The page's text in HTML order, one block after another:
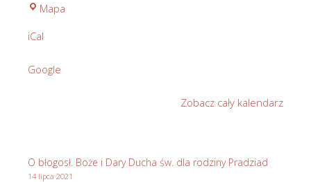
Mapa
iCal
Google
Zobacz cały kalendarz
O błogosł. Boże i Dary Ducha św. dla rodziny Pradziad
14 lipca 2021